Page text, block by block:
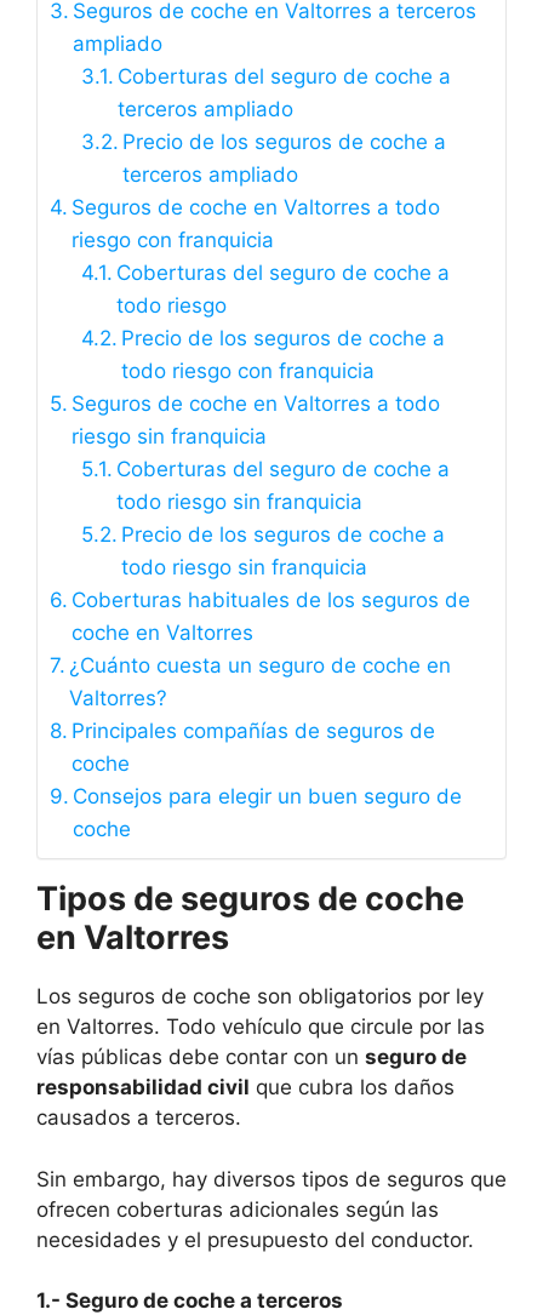
Seguros de coche en Valtorres a terceros
ampliado
Coberturas del seguro de coche a
terceros ampliado
Precio de los seguros de coche a
terceros ampliado
Seguros de coche en Valtorres a todo
riesgo con franquicia
Coberturas del seguro de coche a
todo riesgo
Precio de los seguros de coche a
todo riesgo con franquicia
Seguros de coche en Valtorres a todo
riesgo sin franquicia
Coberturas del seguro de coche a
todo riesgo sin franquicia
Precio de los seguros de coche a
todo riesgo sin franquicia
Coberturas habituales de los seguros de
coche en Valtorres
¿Cuánto cuesta un seguro de coche en
Valtorres?
Principales compañías de seguros de
coche
Consejos para elegir un buen seguro de
coche
Tipos de seguros de coche
en Valtorres
Los seguros de coche son obligatorios por ley
en Valtorres. Todo vehículo que circule por las
vías públicas debe contar con un seguro de
responsabilidad civil que cubra los daños
causados a terceros.
Sin embargo, hay diversos tipos de seguros que
ofrecen coberturas adicionales según las
necesidades y el presupuesto del conductor.
1.- Seguro de coche a terceros